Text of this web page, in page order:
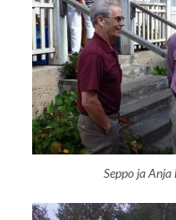
Seppo ja Anja